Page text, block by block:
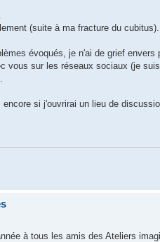
(suite à ma fracture du cubitus).
évoqués, je n'ai de grief
vous sur les réseaux sociaux (je
.
si j'ouvrirai un lieu de
à tous les amis des Ateliers